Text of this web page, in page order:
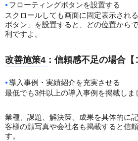
フローティングボタンを設置する
スクロールしても画面に固定表示され
ボタン」を設置すると、どの位置から
利ですよ。
改善施策4：信頼感不足の場合【
導入事例・実績紹介を充実させる
最低でも3件以上の導入事例を掲載しま
業種、課題、解決策、成果を具体的に
客様の顔写真や会社名も掲載すると信
す。